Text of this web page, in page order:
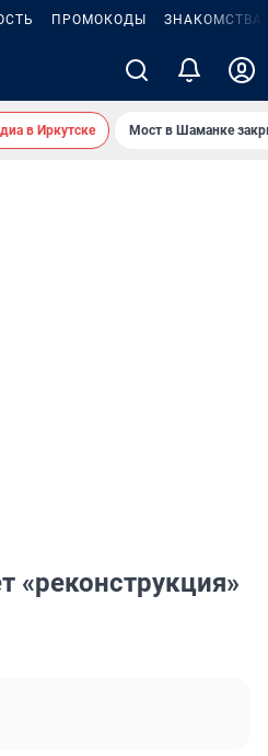
ПРОМОКОДЫ ЗНАКОМСТВА
в Иркутске Мост в Шаманке
«реконструкция»